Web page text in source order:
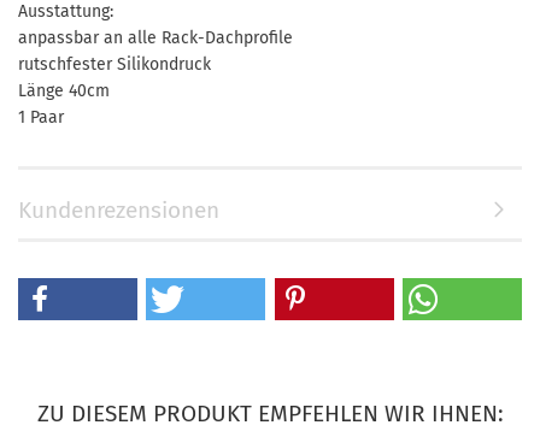
Ausstattung:
anpassbar an alle Rack-Dachprofile
rutschfester Silikondruck
Länge 40cm
1 Paar
Kundenrezensionen
ZU DIESEM PRODUKT EMPFEHLEN WIR IHNEN: